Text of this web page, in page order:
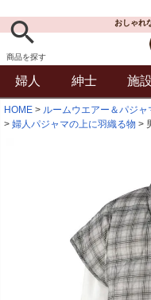
商品を探す
おしゃれ
婦人 紳士 施
HOME ルームウエアー＆パジャ
婦人パジャマの上に羽織る物